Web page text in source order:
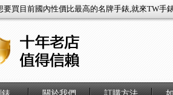
前國內性價比最高的名牌手錶,就來TW手錶商城